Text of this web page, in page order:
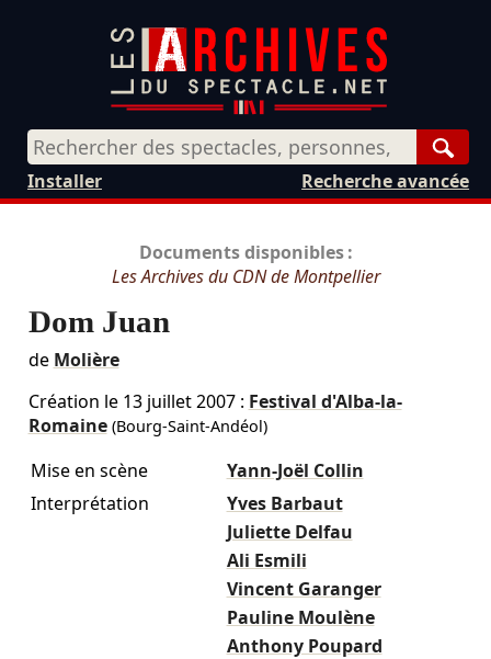
Recherche avancée
Installer
Documents disponibles :
Les Archives du CDN de Montpellier
Dom Juan
de Molière
Création le 13 juillet 2007: Festival d'Alba-la-
Romaine(Bourg-Saint-Andéol)
Mise en scène
Yann-Joël Collin
Interprétation
Yves Barbaut
Juliette Delfau
Ali Esmili
Vincent Garanger
Pauline Moulène
Anthony Poupard